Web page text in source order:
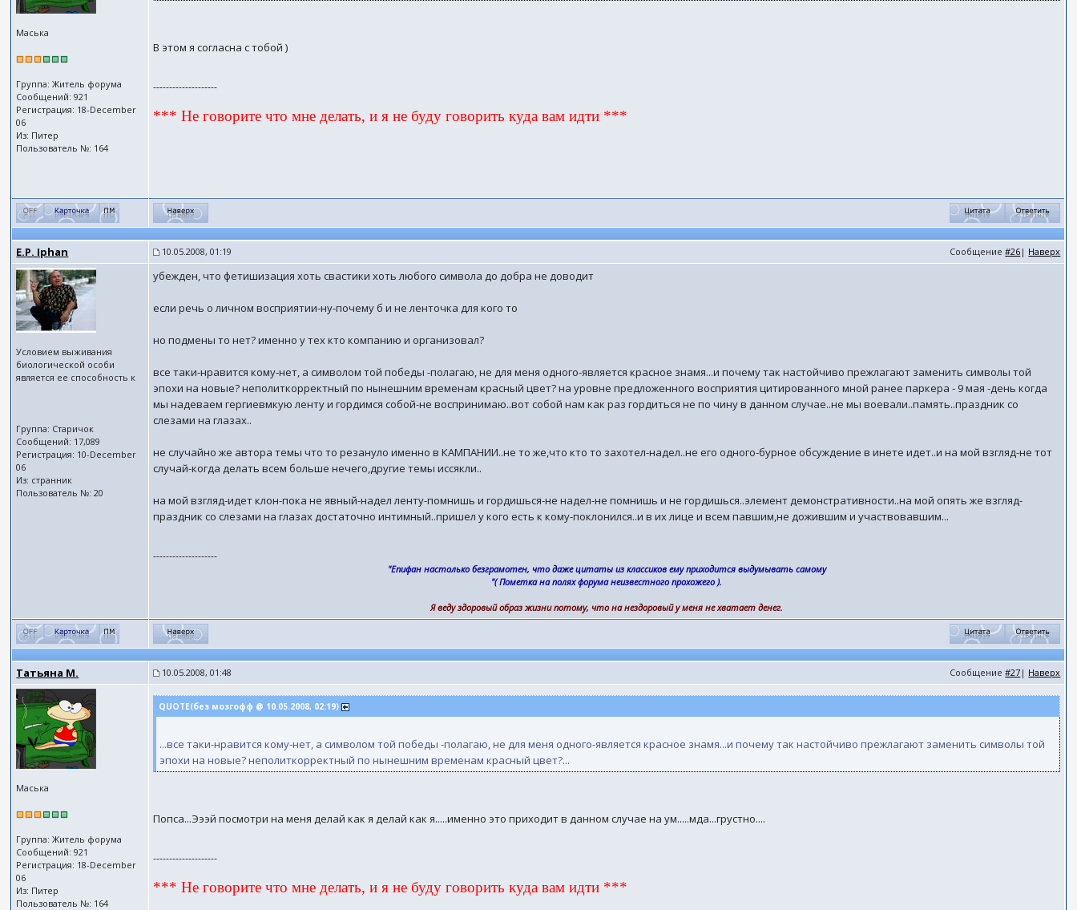
Маська
Группа: Житель форума
Сообщений: 921
Регистрация: 18-December
06
Из: Питер
Пользователь №: 164
В этом я согласна с тобой )
--------------------
*** Не говорите что мне делать, и я не буду говорить куда вам идти ***
E.P. Iphan 10.05.2008, 01:19 Сообщение#26 | Наверх
Условием выживания
биологической особи
является ее способность к
Группа: Старичок
Сообщений: 17,089
Регистрация: 10-December
06
Из: странник
Пользователь №: 20
убежден, что фетишизация хоть свастики хоть любого символа до добра не доводит
если речь о личном восприятии-ну-почему б и не ленточка для кого то
но подмены то нет? именно у тех кто компанию и организовал?
все таки-нравится кому-нет, а символом той победы -полагаю, не для меня одного-является красное знамя...и почему так настойчиво прежлагают заменить символы той
эпохи на новые? неполиткорректный по нынешним временам красный цвет? на уровне предложенного восприятия цитированного мной ранее паркера - 9 мая -день когда
мы надеваем гергиевмкую ленту и гордимся собой-не воспринимаю..вот собой нам как раз гордиться не по чину в данном случае..не мы воевали..память..праздник со
слезами на глазах..
не случайно же автора темы что то резануло именно в КАМПАНИИ..не то же,что кто то захотел-надел..не его одного-бурное обсуждение в инете идет..и на мой взгляд-не тот
случай-когда делать всем больше нечего,другие темы иссякли..
на мой взгляд-идет клон-пока не явный-надел ленту-помнишь и гордишься-не надел-не помнишь и не гордишься..элемент демонстративности..на мой опять же взгляд-
праздник со слезами на глазах достаточно интимный..пришел у кого есть к кому-поклонился..и в их лице и всем павшим,не дожившим и участвовавшим...
--------------------
"Епифан настолько безграмотен, что даже цитаты из классиков ему приходится выдумывать самому
"( Пометка на полях форума неизвестного прохожего ).
Я веду здоровый образ жизни потому, что на нездоровый у меня не хватает денег.
Татьяна М. 10.05.2008, 01:48 Сообщение#27 | Наверх
Маська
Группа: Житель форума
Сообщений: 921
Регистрация: 18-December
06
Из: Питер
Пользователь №: 164
QUOTE(без мозгофф @ 10.05.2008, 02:19)
...все таки-нравится кому-нет, а символом той победы -полагаю, не для меня одного-является красное знамя...и почему так настойчиво прежлагают заменить символы той
эпохи на новые? неполиткорректный по нынешним временам красный цвет?...
Попса...Эээй посмотри на меня делай как я делай как я.....именно это приходит в данном случае на ум.....мда...грустно....
--------------------
*** Не говорите что мне делать, и я не буду говорить куда вам идти ***